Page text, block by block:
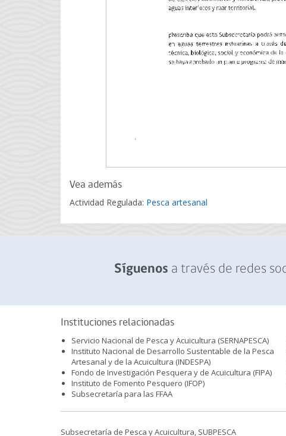
Vea además
Actividad Regulada: Pesca artesanal
Síguenos a través de redes
Instituciones relacionadas
Servicio Nacional de Pesca y Acuicultura (SERNAPESCA)
Instituto Nacional de Desarrollo Sustentable de la Pesca
Artesanal y de la Acuicultura (INDESPA)
Fondo de Investigación Pesquera y de Acuicultura (FIPA)
Instituto de Fomento Pesquero (IFOP)
Subsecretaría para las FFAA
Subsecretaría de Pesca y Acuicultura, SUBPESCA